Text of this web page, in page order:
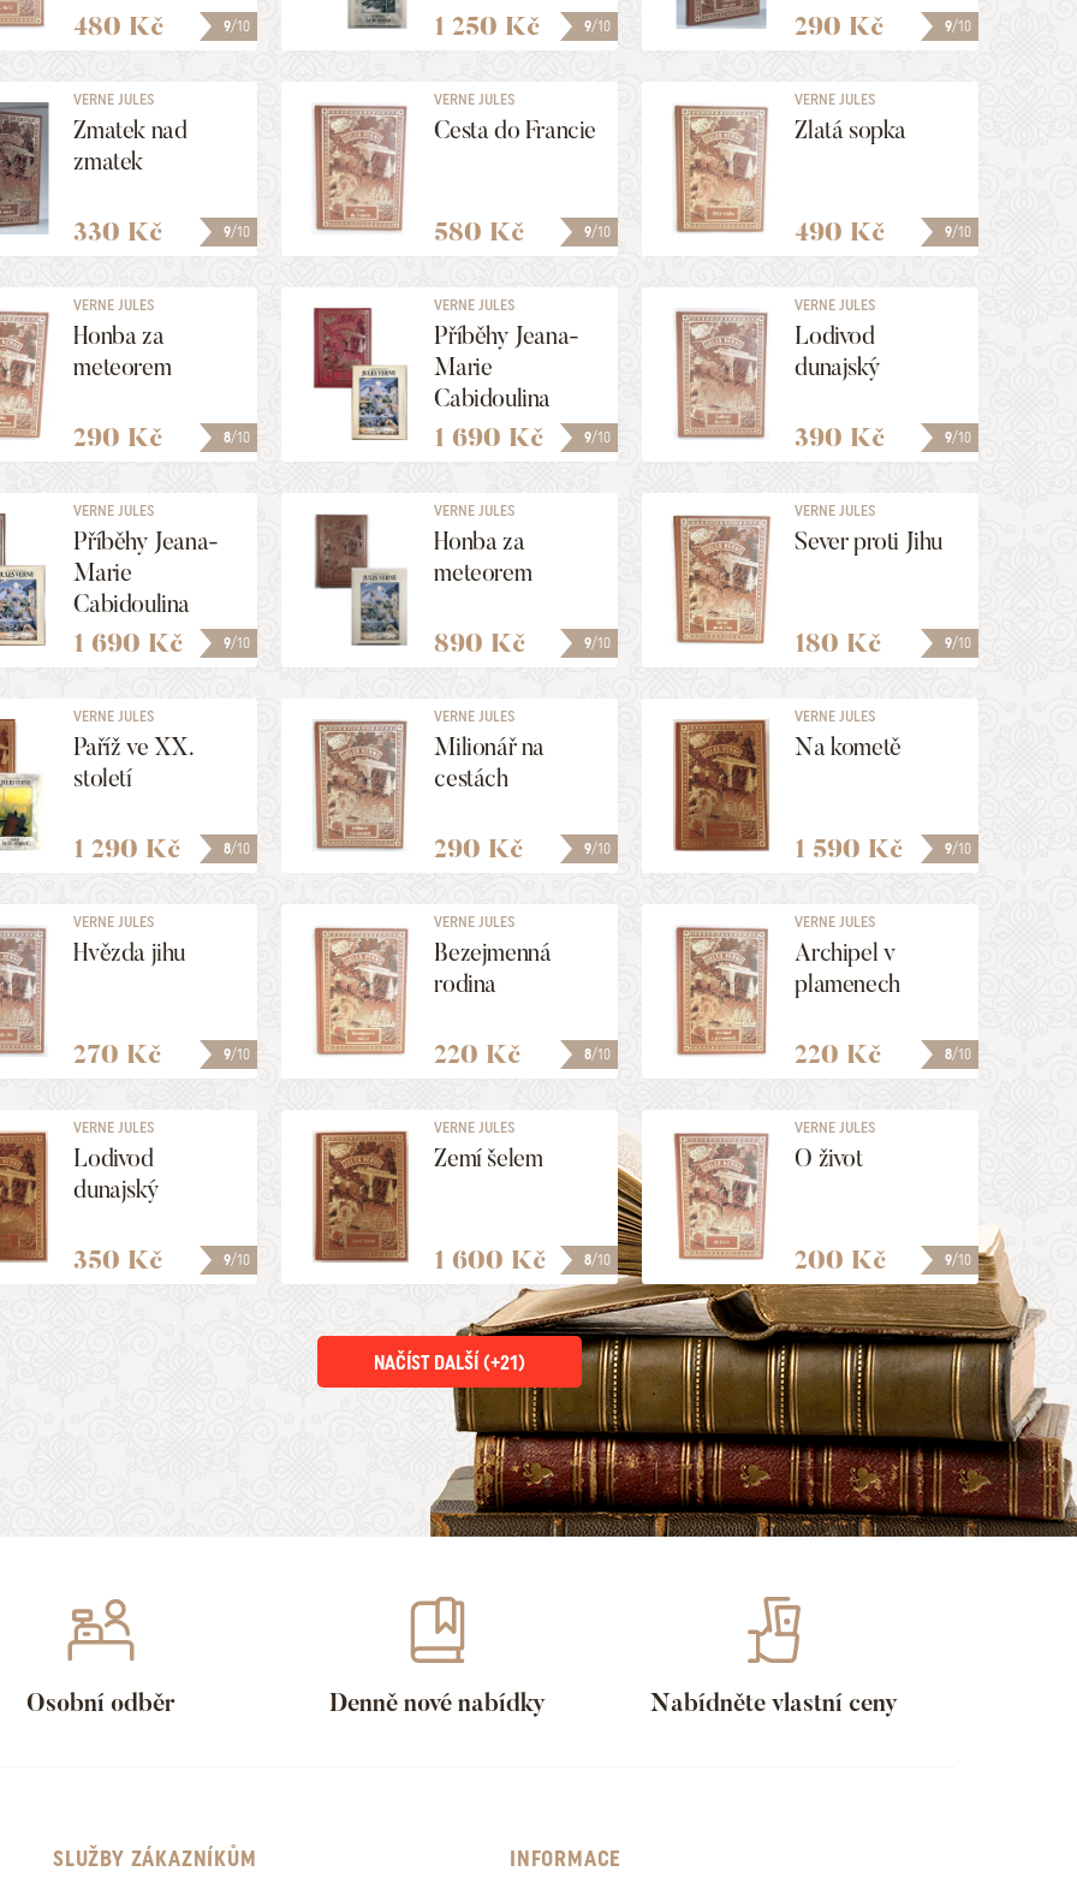
9/10
480 Kč 9/10
1 250 Kč 9/10
290 Kč
9/10
VERNE JULES
Zmatek nad
zmatek
330 Kč 9/10
VERNE JULES
Cesta do Francie
580 Kč 9/10
VERNE JULES
Zlatá sopka
490 Kč
8/10
VERNE JULES
Honba za
meteorem
290 Kč 9/10
VERNE JULES
Příběhy Jeana-
Marie
Cabidoulina
1 690 Kč 9/10
VERNE JULES
Lodivod
dunajský
390 Kč
9/10
VERNE JULES
Příběhy Jeana-
Marie
Cabidoulina
1 690 Kč 9/10
VERNE JULES
Honba za
meteorem
890 Kč 9/10
VERNE JULES
Sever proti Jihu
180 Kč
8/10
VERNE JULES
Paříž ve XX.
století
1 290 Kč 9/10
VERNE JULES
Milionář na
cestách
290 Kč 9/10
VERNE JULES
Na kometě
1 590 Kč
9/10
VERNE JULES
Hvězda jihu
270 Kč 8/10
VERNE JULES
Bezejmenná
rodina
220 Kč 8/10
VERNE JULES
Archipel v
plamenech
220 Kč
9/10
VERNE JULES
Lodivod
dunajský
350 Kč 8/10
VERNE JULES
Zemí šelem
1 600 Kč 9/10
VERNE JULES
O život
200 Kč
NAČÍST DALŠÍ (+21)
Osobní odběr Denně nové nabídky Nabídněte vlastní ceny
SLUŽBY ZÁKAZNÍKŮM INFORMACE